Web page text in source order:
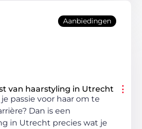
Aanbiedingen
van haarstyling in Utrecht
passie voor haar om te
Dan is een
in Utrecht precies wat je